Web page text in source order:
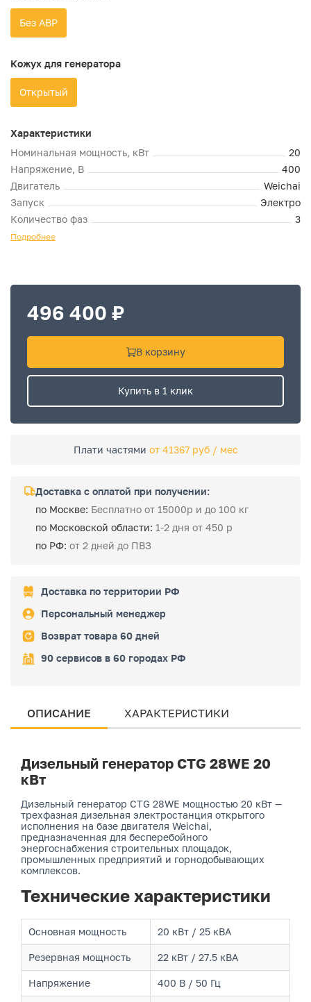
Без АВР
Кожух для генератора
Открытый
Характеристики
Номинальная мощность, кВт
20
Напряжение, В
400
Двигатель
Weichai
Запуск
Электро
Количество фаз
3
Подробнее
496 400 ₽
В корзину
Купить в 1 клик
Плати частями от 41367 руб / мес
Доставка с оплатой при получении:
по Москве: Бесплатно от 15000р и до 100 кг
по Московской области: 1-2 дня от 450 р
по РФ: от 2 дней до ПВЗ
Доставка по территории РФ
Персональный менеджер
Возврат товара 60 дней
90 сервисов в 60 городах РФ
ОПИСАНИЕ ХАРАКТЕРИСТИКИ
Дизельный генератор CTG 28WE 20
кВт
Дизельный генератор CTG 28WE мощностью 20 кВт —
трехфазная дизельная электростанция открытого
исполнения на базе двигателя Weichai,
предназначенная для бесперебойного
энергоснабжения строительных площадок,
промышленных предприятий и горнодобывающих
комплексов.
Технические характеристики
Основная мощность 20 кВт / 25 кВА
Резервная мощность 22 кВт / 27.5 кВА
Напряжение 400 В / 50 Гц